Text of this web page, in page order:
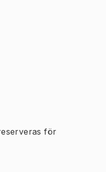
för